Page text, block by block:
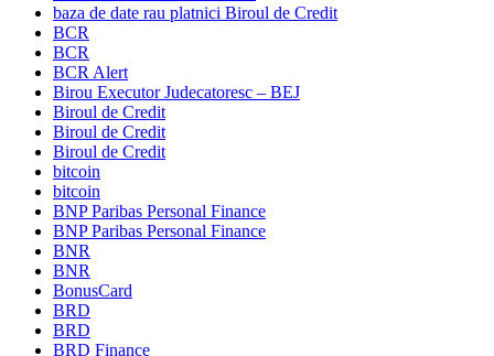
baza de date rau platnici Biroul de Credit
BCR
BCR
BCR Alert
Birou Executor Judecatoresc – BEJ
Biroul de Credit
Biroul de Credit
Biroul de Credit
bitcoin
bitcoin
BNP Paribas Personal Finance
BNP Paribas Personal Finance
BNR
BNR
BonusCard
BRD
BRD
BRD Finance